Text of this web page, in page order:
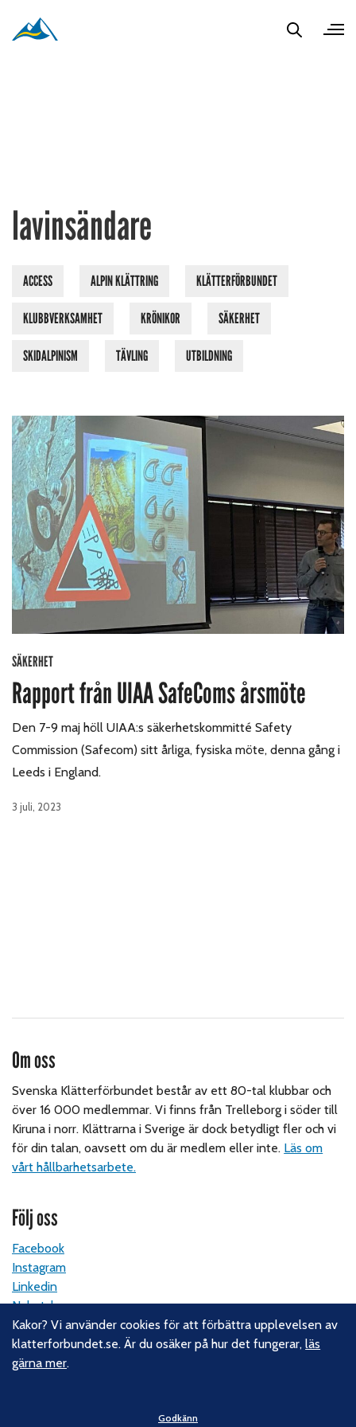
lavinsändare
ACCESS ALPIN KLÄTTRING KLÄTTERFÖRBUNDET
KLUBBVERKSAMHET KRÖNIKOR SÄKERHET
SKIDALPINISM TÄVLING UTBILDNING
SÄKERHET
Rapport från UIAA SafeComs årsmöte
Den 7-9 maj höll UIAA:s säkerhetskommitté Safety
Commission (Safecom) sitt årliga, fysiska möte, denna gång i
Leeds i England.
3 juli, 2023
Om oss
Svenska Klätterförbundet består av ett 80-tal klubbar och
över 16 000 medlemmar. Vi finns från Trelleborg i söder till
Kiruna i norr. Klättrarna i Sverige är dock betydligt fler och vi
för din talan, oavsett om du är medlem eller inte. Läs om
vårt hållbarhetsarbete.
Följ oss
Facebook
Instagram
Linkedin
Nyhetsbrev
Kontakt
Kakor? Vi använder cookies för att förbättra upplevelsen av
klatterforbundet.se. Är du osäker på hur det fungerar,läs
gärna mer.
Godkänn